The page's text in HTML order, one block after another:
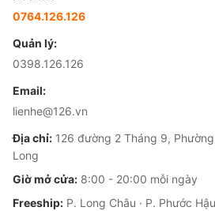
0764.126.126
Quản lý:
0398.126.126
Email:
lienhe@126.vn
Địa chỉ: 126 đường 2 Tháng 9,
Long
Giờ mở cửa: 8:00 - 20:00 mỗi ngày
Freeship: P. Long Châu · P. Phước